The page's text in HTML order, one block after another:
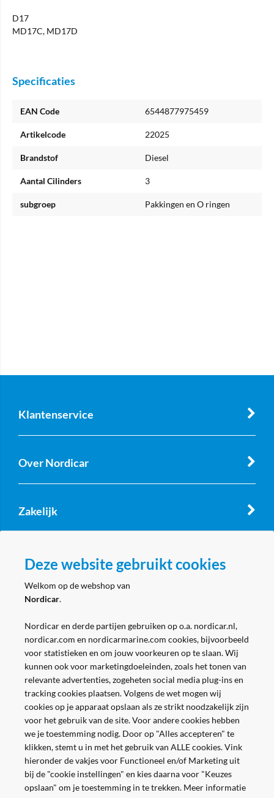
D17
MD17C, MD17D
Specificaties
EAN Code 6544877975459
Artikelcode 22025
Brandstof Diesel
Aantal Cilinders 3
subgroep Pakkingen en O ringen
Klantenservice
Over Nordicar
Zakelijk
Volg ons
Deze website gebruikt cookies
Welkom op de webshop van
Nordicar.
Nordicar en derde partijen gebruiken op o.a. nordicar.nl,
nordicar.com en nordicarmarine.com cookies, bijvoorbeeld
voor statistieken en om jouw voorkeuren op te slaan. Wij
kunnen ook voor marketingdoeleinden, zoals het tonen van
relevante advertenties, zogeheten social media plug-ins en
tracking cookies plaatsen. Volgens de wet mogen wij
cookies op je apparaat opslaan als ze strikt noodzakelijk zijn
voor het gebruik van de site. Voor andere cookies hebben
we je toestemming nodig. Door op "Alles accepteren" te
klikken, stemt u in met het gebruik van ALLE cookies. Vink
hieronder de vakjes voor Functioneel en/of Marketing uit
bij de "cookie instellingen" en kies daarna voor "Keuzes
opslaan" om je toestemming in te trekken. Meer informatie